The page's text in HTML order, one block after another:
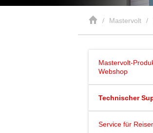
Mastervolt
Mastervolt-
Webshop
Technischer
Service für